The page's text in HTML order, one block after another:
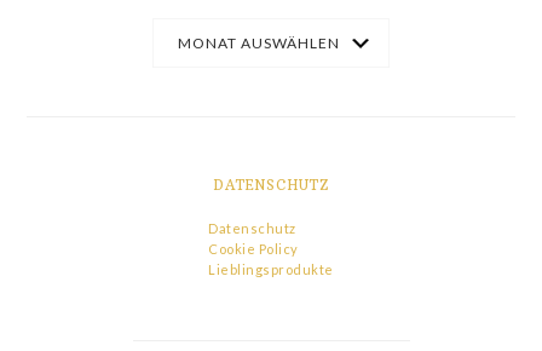
DATENSCHUTZ
Datenschutz
Cookie Policy
Lieblingsprodukte